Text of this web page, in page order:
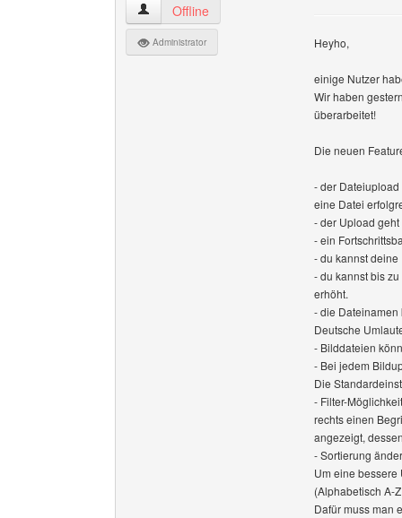
BLochmann Benutzer-Profile anzeigen
Offline
Administrator Heyho,
einige Nutzer
Wir haben
überarbeitet!
Die neuen
- der
eine Datei
- der Upload
- ein
- du kannst
- du kannst bis
erhöht.
- die
Deutsche
- Bilddateien
- Bei jedem
Die
- Filter-
rechts einen
angezeigt,
- Sortierung
Um eine
(Alphabetisch A-
Dafür muss man